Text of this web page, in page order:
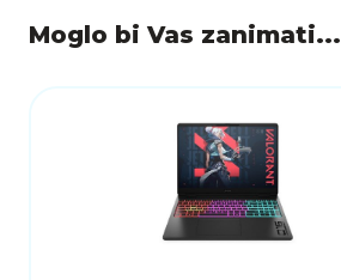
Moglo bi Vas zanimati...